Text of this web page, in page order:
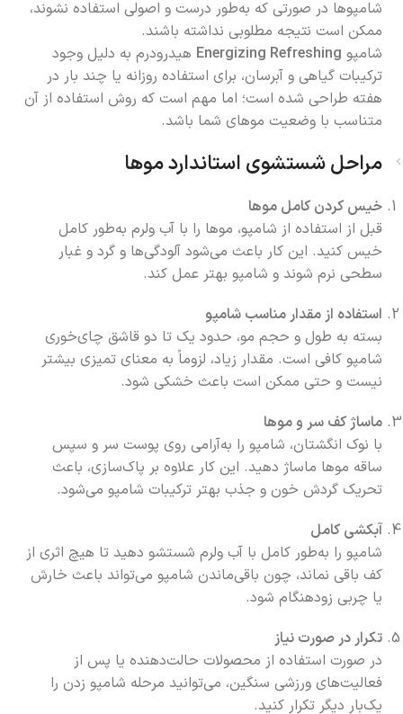
شامپوها در صورتی که به‌طور درست و اصولی استفاده نشوند،
ممکن است نتیجه مطلوبی نداشته باشند.
شامپو Energizing Refreshing هیدرودرم به دلیل وجود
ترکیبات گیاهی و آبرسان، برای استفاده روزانه یا چند بار در
هفته طراحی شده است؛ اما مهم است که روش استفاده از آن
متناسب با وضعیت موهای شما باشد.
مراحل شستشوی استاندارد موها
خیس کردن کامل موها
قبل از استفاده از شامپو، موها را با آب ولرم به‌طور کامل
خیس کنید. این کار باعث می‌شود آلودگی‌ها و گرد و غبار
سطحی نرم شوند و شامپو بهتر عمل کند.
استفاده از مقدار مناسب شامپو
بسته به طول و حجم مو، حدود یک تا دو قاشق چای‌خوری
شامپو کافی است. مقدار زیاد، لزوماً به معنای تمیزی بیشتر
نیست و حتی ممکن است باعث خشکی شود.
ماساژ کف سر و موها
با نوک انگشتان، شامپو را به‌آرامی روی پوست سر و سپس
ساقه موها ماساژ دهید. این کار علاوه بر پاک‌سازی، باعث
تحریک گردش خون و جذب بهتر ترکیبات شامپو می‌شود.
آبکشی کامل
شامپو را به‌طور کامل با آب ولرم شستشو دهید تا هیچ اثری از
کف باقی نماند، چون باقی‌ماندن شامپو می‌تواند باعث خارش
یا چربی زودهنگام شود.
تکرار در صورت نیاز
در صورت استفاده از محصولات حالت‌دهنده یا پس از
فعالیت‌های ورزشی سنگین، می‌توانید مرحله شامپو زدن را
یک‌بار دیگر تکرار کنید.